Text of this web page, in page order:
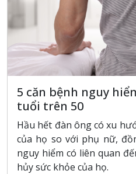
5 căn bệnh nguy
tuổi trên 50
Hầu hết đàn ông có xu
của họ so với phụ nữ,
nguy hiểm có liên quan
hủy sức khỏe của họ.